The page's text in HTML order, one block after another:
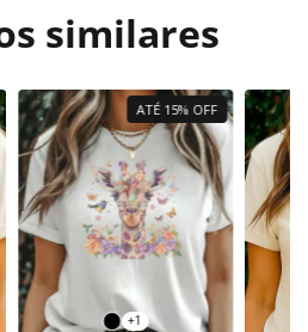
similares
ATÉ 15% OFF
+1